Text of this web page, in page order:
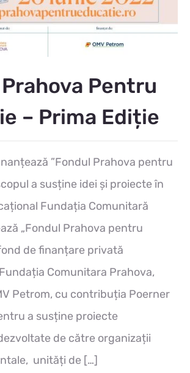
Pentru
– Prima Ediție
”Fondul Prahova pentru
a susține idei și proiecte în
Fundația Comunitară
„Fondul Prahova pentru
de finanțare privată
Comunitara Prahova,
Petrom, cu contribuția Poerner
a susține proiecte
de către organizații
unități de […]